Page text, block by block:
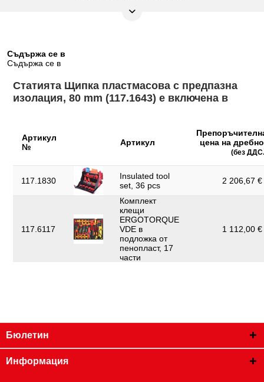
Обща дължина L1 в mm:
Съдържание на опаковката: 1
Частична дължина L2 в mm: 44.0
Частична дължина L3 в mm:
Широчина на опаковката mm: 46
Съдържа се в
Съдържа се в
Статията Щипка пластмасова с предпазна
изолация, 80 mm (117.1643) е включена в
Артикул
№
Артикул
цена на
(без
117.1830
Insulated tool
set, 36 pcs
2 206,67 €
117.6117
Комплект
клещи
ERGOTORQUE
VDE в
подложка от
пенопласт, 17
части
1 112,00 €
Бюлетин
Информация